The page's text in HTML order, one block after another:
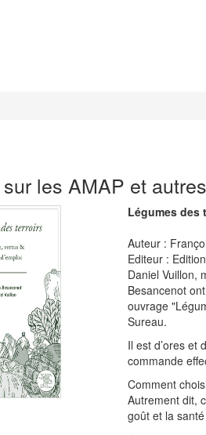
les AMAP et autres
Légumes des
Auteur :
Editeur :
Daniel Vuillon,
Besancenot
ouvrage
Sureau.
Il est d’ores et
commande
Comment
Autrement dit,
goût et la